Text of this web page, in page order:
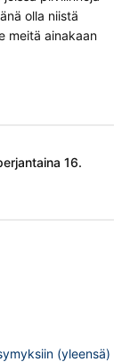
olla niistä
meitä ainakaan
16.
(yleensä)